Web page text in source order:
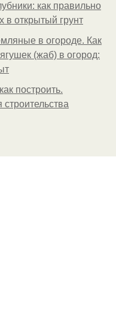
как правильно
в открытый грунт
в огороде. Как
(жаб) в огород:
построить.
строительства